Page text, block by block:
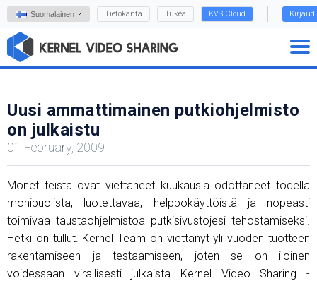
Suomalainen Tietokanta Tukea KVS Cloud
Uusi ammattimainen putkiohjelmisto
on julkaistu
01 February, 2009
Monet teistä ovat viettäneet kuukausia odottaneet todella
monipuolista, luotettavaa, helppokäyttöistä ja nopeasti
toimivaa taustaohjelmistoa putkisivustojesi tehostamiseksi.
Hetki on tullut. Kernel Team on viettänyt yli vuoden tuotteen
rakentamiseen ja testaamiseen, joten se on iloinen
voidessaan virallisesti julkaista Kernel Video Sharing -